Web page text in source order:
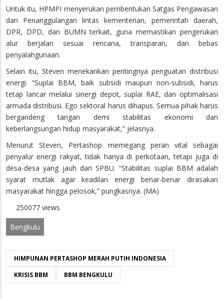
Untuk itu, HPMPI menyerukan pembentukan Satgas Pengawasan
dan Penanggulangan lintas kementerian, pemerintah daerah,
DPR, DPD, dan BUMN terkait, guna memastikan pengerukan
alur berjalan sesuai rencana, transparan, dan bebas
penyalahgunaan.
Selain itu, Steven menekankan pentingnya penguatan distribusi
energi. “Suplai BBM, baik subsidi maupun non-subsidi, harus
tetap lancar melalui sinergi depot, suplai RAE, dan optimalisasi
armada distribusi. Ego sektoral harus dihapus. Semua pihak harus
bergandeng tangan demi stabilitas ekonomi dan
keberlangsungan hidup masyarakat,” jelasnya.
Menurut Steven, Pertashop memegang peran vital sebagai
penyalur energi rakyat, tidak hanya di perkotaan, tetapi juga di
desa-desa yang jauh dari SPBU. “Stabilitas suplai BBM adalah
syarat mutlak agar keadilan energi benar-benar dirasakan
masyarakat hingga pelosok,” pungkasnya. (MA)
250077 views
Bengkulu
HIMPUNAN PERTASHOP MERAH PUTIH INDONESIA
KRISIS BBM
BBM BENGKULU